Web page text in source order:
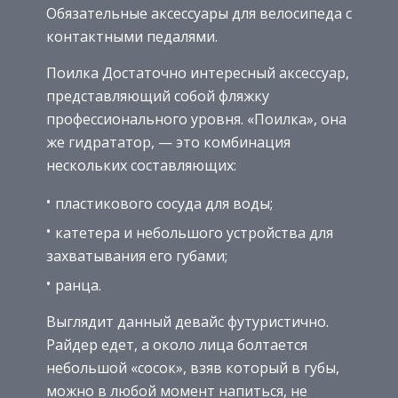
Обязательные аксессуары для велосипеда с
контактными педалями.
Поилка Достаточно интересный аксессуар,
представляющий собой фляжку
профессионального уровня. «Поилка», она
же гидрататор, — это комбинация
нескольких составляющих:
пластикового сосуда для воды;
катетера и небольшого устройства для
захватывания его губами;
ранца.
Выглядит данный девайс футуристично.
Райдер едет, а около лица болтается
небольшой «сосок», взяв который в губы,
можно в любой момент напиться, не